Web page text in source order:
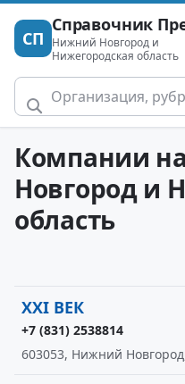
СП
Справочник
Нижний Новгород и
Нижегородская область
Компании
Новгород и
область
XXI ВЕК
+7 (831) 2538814
603053, Нижний